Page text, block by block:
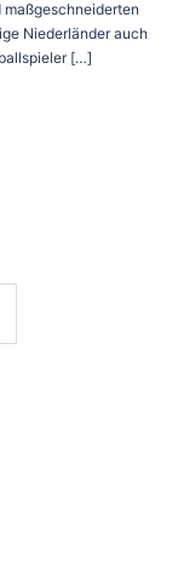
maßgeschneiderten
Niederländer auch
[…]